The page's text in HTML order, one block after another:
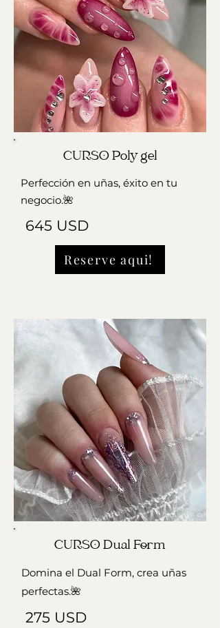
CURSO Poly gel
Perfección en uñas, éxito en tu
negocio.🌺
645 USD
Reserve aqui!
CURSO Dual Form
Domina el Dual Form, crea uñas
perfectas.🌺
275 USD